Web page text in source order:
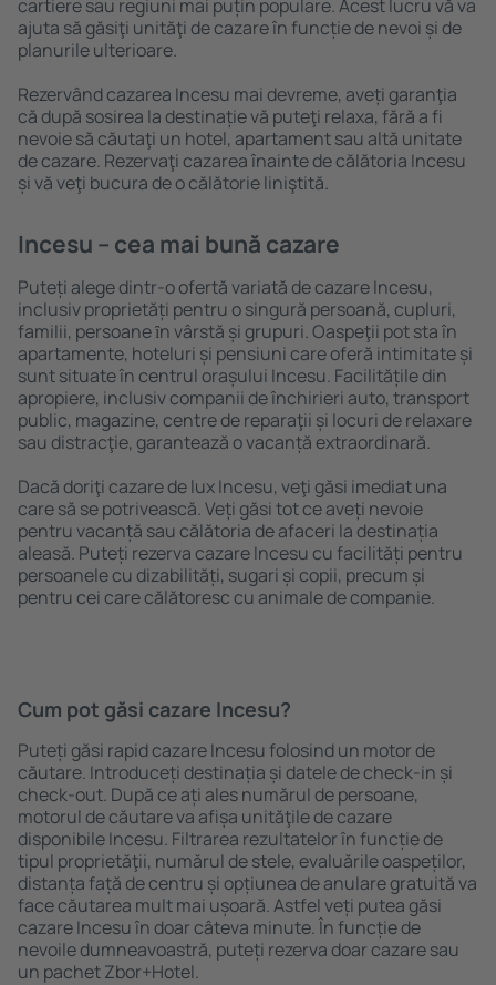
cartiere sau regiuni mai puțin populare. Acest lucru vă va
ajuta să găsiţi unităţi de cazare în funcție de nevoi și de
planurile ulterioare.
Rezervând cazarea Incesu mai devreme, aveți garanţia
că după sosirea la destinație vă puteţi relaxa, fără a fi
nevoie să căutaţi un hotel, apartament sau altă unitate
de cazare. Rezervaţi cazarea înainte de călătoria Incesu
și vă veţi bucura de o călătorie liniştită.
Incesu – cea mai bună cazare
Puteți alege dintr-o ofertă variată de cazare Incesu,
inclusiv proprietăți pentru o singură persoană, cupluri,
familii, persoane ȋn vârstă și grupuri. Oaspeţii pot sta în
apartamente, hoteluri și pensiuni care oferă intimitate și
sunt situate în centrul orașului Incesu. Facilitățile din
apropiere, inclusiv companii de închirieri auto, transport
public, magazine, centre de reparaţii și locuri de relaxare
sau distracţie, garantează o vacanță extraordinară.
Dacă doriţi cazare de lux Incesu, veţi găsi imediat una
care să se potrivească. Veți găsi tot ce aveți nevoie
pentru vacanță sau călătoria de afaceri la destinația
aleasă. Puteți rezerva cazare Incesu cu facilități pentru
persoanele cu dizabilități, sugari și copii, precum și
pentru cei care călătoresc cu animale de companie.
Cum pot găsi cazare Incesu?
Puteți găsi rapid cazare Incesu folosind un motor de
căutare. Introduceți destinația și datele de check-in și
check-out. După ce ați ales numărul de persoane,
motorul de căutare va afișa unităţile de cazare
disponibile Incesu. Filtrarea rezultatelor în funcție de
tipul proprietăţii, numărul de stele, evaluările oaspeților,
distanța față de centru și opțiunea de anulare gratuită va
face căutarea mult mai ușoară. Astfel veți putea găsi
cazare Incesu în doar câteva minute. În funcție de
nevoile dumneavoastră, puteți rezerva doar cazare sau
un pachet Zbor+Hotel.